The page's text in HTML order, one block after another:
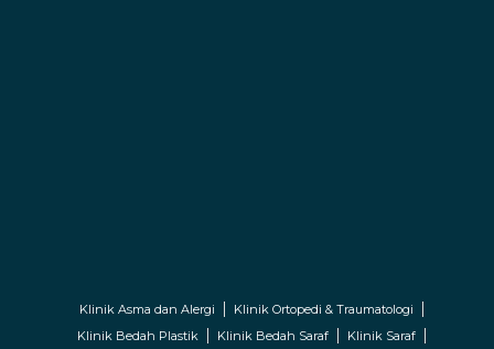
Klinik Asma dan Alergi
Klinik Ortopedi & Traumatologi
Klinik Bedah Plastik
Klinik Bedah Saraf Klinik Saraf